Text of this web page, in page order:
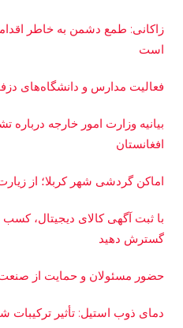
زاکانی: طمع دشمن به خاطر
است
فعالیت مدارس و دانشگاه‌های
بیانیه وزارت امور خارجه درباره
افغانستان
اماکن گردشی شهر کربلا؛ از
با ثبت آگهی کالای دیجیتال، کسب
گسترش دهید
حضور مسئولان و حمایت از
دمای ذوب استیل: تأثیر ترکیبات